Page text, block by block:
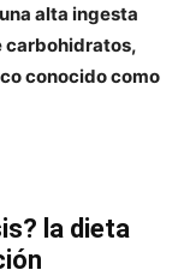
alta ingesta
carbohidratos,
conocido como
la dieta